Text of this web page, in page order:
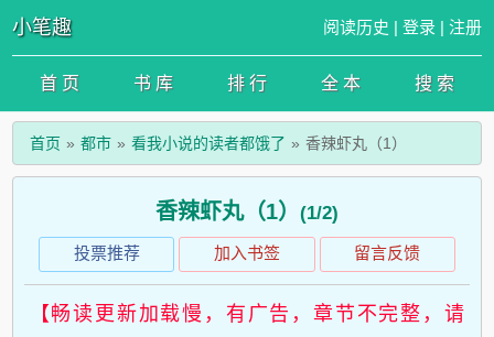
小笔趣 阅读历史 | 登录 | 注册
首 页 书 库 排 行 全 本 搜 索
首页 都市 看我小说的读者都饿了 香辣虾丸（1）
香辣虾丸（1） (1/2)
投票推荐 加入书签 留言反馈
【畅读更新加载慢，有广告，章节不完整，请